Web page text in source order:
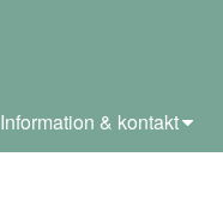
Information & kontakt